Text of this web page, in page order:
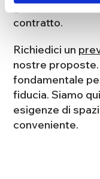
gli stessi che
contratto.
Richiedici un
nostre
fondamentale
fiducia. Siamo
esigenze di
conveniente.